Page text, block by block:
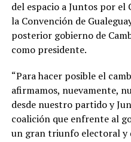
del espacio a Juntos por el
la Convención de
posterior gobierno de
como presidente.
“Para hacer posible el
afirmamos, nuevamente,
desde nuestro partido y
coalición que enfrente al
un gran triunfo electoral y